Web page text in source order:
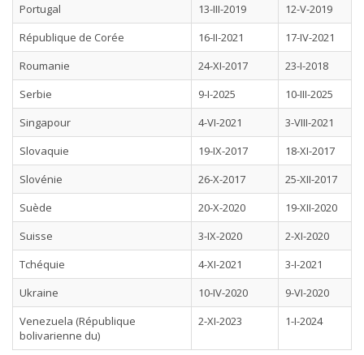
Portugal
13-III-2019
12-V-2019
République de Corée
16-II-2021
17-IV-2021
Roumanie
24-XI-2017
23-I-2018
Serbie
9-I-2025
10-III-2025
Singapour
4-VI-2021
3-VIII-2021
Slovaquie
19-IX-2017
18-XI-2017
Slovénie
26-X-2017
25-XII-2017
Suède
20-X-2020
19-XII-2020
Suisse
3-IX-2020
2-XI-2020
Tchéquie
4-XI-2021
3-I-2021
Ukraine
10-IV-2020
9-VI-2020
Venezuela (République
bolivarienne du)
2-XI-2023 1-I-2024